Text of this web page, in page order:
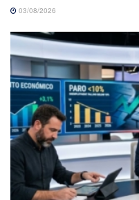
03/08/2026